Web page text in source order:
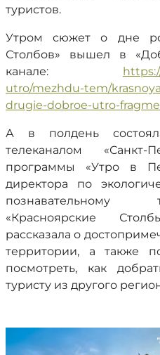
туристов.
Утром сюжет о дне
Столбов» вышел в
канале:
utro/mezhdu-tem/
drugie-dobroe-utro-
А в полдень
телеканалом
программы «Утро в
директора по
познавательному
«Красноярские
рассказала о
территории, а также
посмотреть, как
туристу из другого